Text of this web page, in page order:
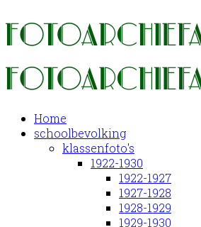
Home
schoolbevolking
klassenfoto's
1922-1930
1922-1927
1927-1928
1928-1929
1929-1930